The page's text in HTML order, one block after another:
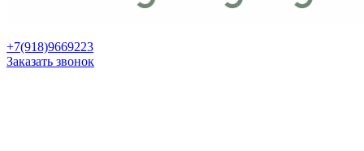
+7(918)9669223
Заказать звонок